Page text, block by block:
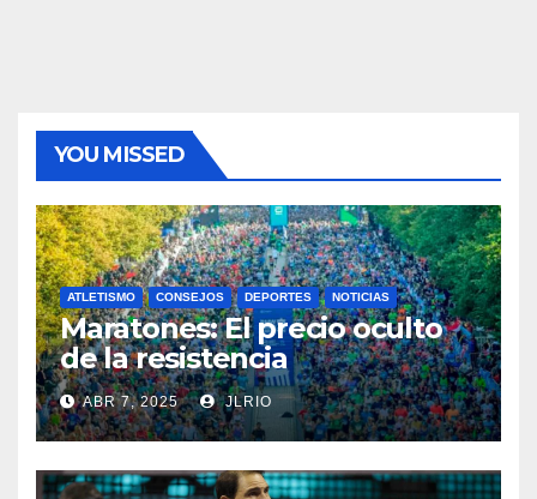
YOU MISSED
ATLETISMO CONSEJOS DEPORTES NOTICIAS
Maratones: El precio oculto
de la resistencia
ABR 7, 2025 JLRIO